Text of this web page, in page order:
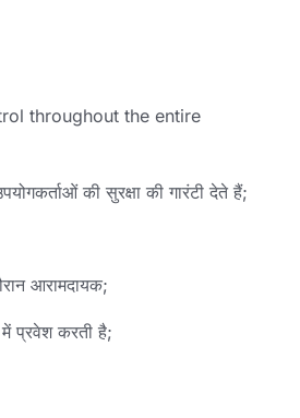
throughout the entire
की सुरक्षा की गारंटी देते हैं;
आरामदायक;
प्रवेश करती है;